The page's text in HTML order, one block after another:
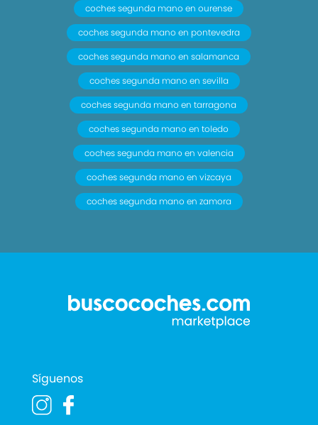
coches segunda mano en ourense
coches segunda mano en pontevedra
coches segunda mano en salamanca
coches segunda mano en sevilla
coches segunda mano en tarragona
coches segunda mano en toledo
coches segunda mano en valencia
coches segunda mano en vizcaya
coches segunda mano en zamora
Síguenos